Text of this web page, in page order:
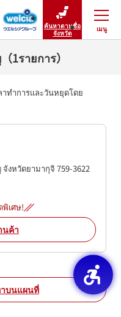
ค้นหาตามชื่อ
จังหวัด
เมนู
ปิดเมนู
1รายการ）
ทำการและวันหยุดโดย
จังหวัดยามากุจิ 759-3622
เศษ!
นค้า
บนแผนที่